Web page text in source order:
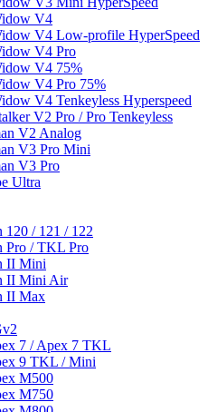
V4
V4 Low-profile HyperSpeed
V4 Pro
V4 75%
V4 Pro 75%
V4 Tenkeyless Hyperspeed
V2 Pro / Pro Tenkeyless
V2 Analog
V3 Pro Mini
V3 Pro
Ultra
120 / 121 / 122
Pro / TKL Pro
II Mini
II Mini Air
II Max
7 / Apex 7 TKL
9 TKL / Mini
M500
M750